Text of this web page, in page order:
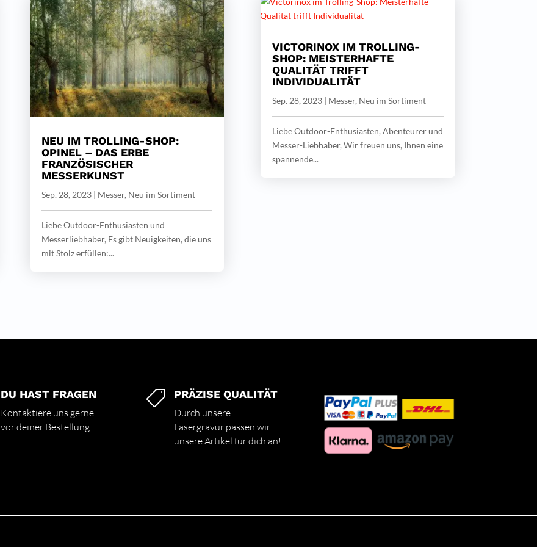
NEU IM TROLLING-SHOP:
OPINEL – DAS ERBE
FRANZÖSISCHER
MESSERKUNST
Sep. 28, 2023| Messer, Neu im Sortiment
Liebe Outdoor-Enthusiasten und
Messerliebhaber, Es gibt Neuigkeiten, die uns
mit Stolz erfüllen:...
VICTORINOX IM TROLLING-
SHOP: MEISTERHAFTE
QUALITÄT TRIFFT
INDIVIDUALITÄT
Sep. 28, 2023| Messer, Neu im Sortiment
Liebe Outdoor-Enthusiasten, Abenteurer und
Messer-Liebhaber, Wir freuen uns, Ihnen eine
spannende...
DU HAST FRAGEN
Kontaktiere uns gerne
vor deiner Bestellung
 PRÄZISE QUALITÄT
Durch unsere
Lasergravur passen wir
unsere Artikel für dich an!